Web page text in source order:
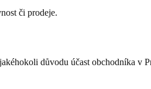
či prodeje.
důvodu účast obchodníka v